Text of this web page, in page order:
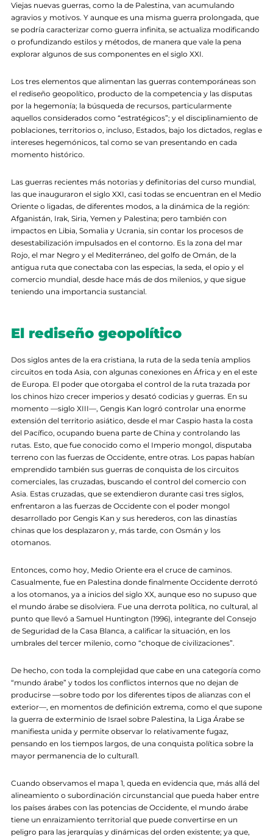
Viejas nuevas guerras, como la de Palestina, van acumulando
agravios y motivos. Y aunque es una misma guerra prolongada, que
se podría caracterizar como guerra infinita, se actualiza modificando
o profundizando estilos y métodos, de manera que vale la pena
explorar algunos de sus componentes en el siglo XXI.
Los tres elementos que alimentan las guerras contemporáneas son
el rediseño geopolítico, producto de la competencia y las disputas
por la hegemonía; la búsqueda de recursos, particularmente
aquellos considerados como “estratégicos”; y el disciplinamiento de
poblaciones, territorios o, incluso, Estados, bajo los dictados, reglas e
intereses hegemónicos, tal como se van presentando en cada
momento histórico.
Las guerras recientes más notorias y definitorias del curso mundial,
las que inauguraron el siglo XXI, casi todas se encuentran en el Medio
Oriente o ligadas, de diferentes modos, a la dinámica de la región:
Afganistán, Irak, Siria, Yemen y Palestina; pero también con
impactos en Libia, Somalia y Ucrania, sin contar los procesos de
desestabilización impulsados en el contorno. Es la zona del mar
Rojo, el mar Negro y el Mediterráneo, del golfo de Omán, de la
antigua ruta que conectaba con las especias, la seda, el opio y el
comercio mundial, desde hace más de dos milenios, y que sigue
teniendo una importancia sustancial.
El rediseño geopolítico
Dos siglos antes de la era cristiana, la ruta de la seda tenía amplios
circuitos en toda Asia, con algunas conexiones en África y en el este
de Europa. El poder que otorgaba el control de la ruta trazada por
los chinos hizo crecer imperios y desató codicias y guerras. En su
momento —siglo XIII—, Gengis Kan logró controlar una enorme
extensión del territorio asiático, desde el mar Caspio hasta la costa
del Pacífico, ocupando buena parte de China y controlando las
rutas. Esto, que fue conocido como el Imperio mongol, disputaba
terreno con las fuerzas de Occidente, entre otras. Los papas habían
emprendido también sus guerras de conquista de los circuitos
comerciales, las cruzadas, buscando el control del comercio con
Asia. Estas cruzadas, que se extendieron durante casi tres siglos,
enfrentaron a las fuerzas de Occidente con el poder mongol
desarrollado por Gengis Kan y sus herederos, con las dinastías
chinas que los desplazaron y, más tarde, con Osmán y los
otomanos.
Entonces, como hoy, Medio Oriente era el cruce de caminos.
Casualmente, fue en Palestina donde finalmente Occidente derrotó
a los otomanos, ya a inicios del siglo XX, aunque eso no supuso que
el mundo árabe se disolviera. Fue una derrota política, no cultural, al
punto que llevó a Samuel Huntington (1996), integrante del Consejo
de Seguridad de la Casa Blanca, a calificar la situación, en los
umbrales del tercer milenio, como “choque de civilizaciones”.
De hecho, con toda la complejidad que cabe en una categoría como
“mundo árabe” y todos los conflictos internos que no dejan de
producirse —sobre todo por los diferentes tipos de alianzas con el
exterior—, en momentos de definición extrema, como el que supone
la guerra de exterminio de Israel sobre Palestina, la Liga Árabe se
manifiesta unida y permite observar lo relativamente fugaz,
pensando en los tiempos largos, de una conquista política sobre la
mayor permanencia de lo cultural1.
Cuando observamos el mapa 1, queda en evidencia que, más allá del
alineamiento o subordinación circunstancial que pueda haber entre
los países árabes con las potencias de Occidente, el mundo árabe
tiene un enraizamiento territorial que puede convertirse en un
peligro para las jerarquías y dinámicas del orden existente; ya que,